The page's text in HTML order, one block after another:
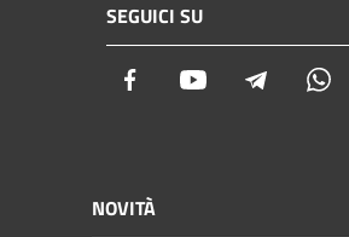
SEGUICI SU
Facebook Youtube Telegram
NOVITÀ